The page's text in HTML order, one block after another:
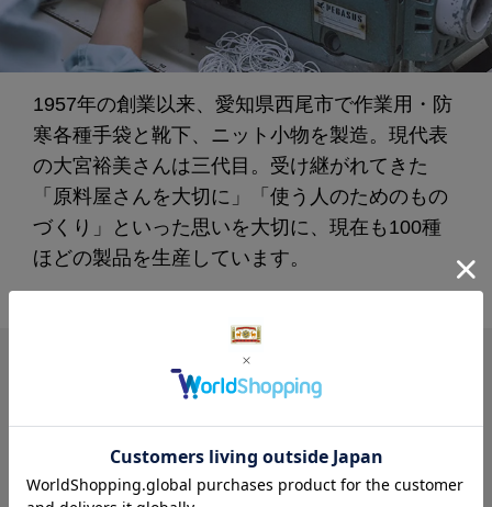
1957年の創業以来、愛知県西尾市で作業用・防
寒各種手袋と靴下、ニット小物を製造。現代表
の大宮裕美さんは三代目。受け継がれてきた
「原料屋さんを大切に」「使う人のためのもの
づくり」といった思いを大切に、現在も100種
ほどの製品を生産しています。
関連の読みもの